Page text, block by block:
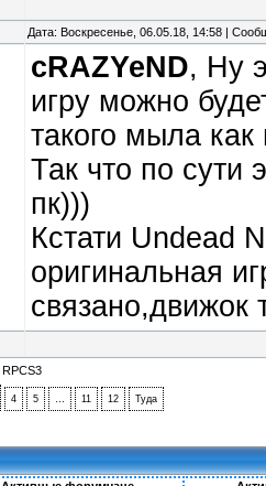
Дата: Воскресенье, 06.05.18, 14:58 |
cRAZYeND, Ну
игру можно
такого мыла
Так что по сути
пк)))
Кстати Undead
оригинальная
связано,движок
RPCS3
4 5 … 11 12 Туда